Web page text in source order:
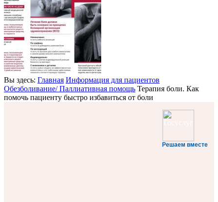
Вы здесь: Главная Информация для пациентов
Обезболивание/ Паллиативная помощь Терапия боли. Как
помочь пациенту быстро избавиться от боли
Решаем вместе